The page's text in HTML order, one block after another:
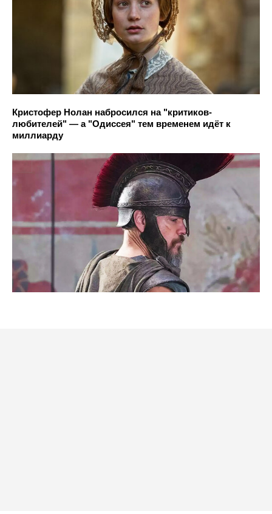
Кристофер Нолан набросился на "критиков-
любителей" — а "Одиссея" тем временем идёт к
миллиарду